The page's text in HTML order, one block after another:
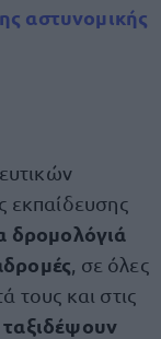
αστυνομικής
εκπαίδευσης
δρομολόγιά
, σε όλες
τους και στις